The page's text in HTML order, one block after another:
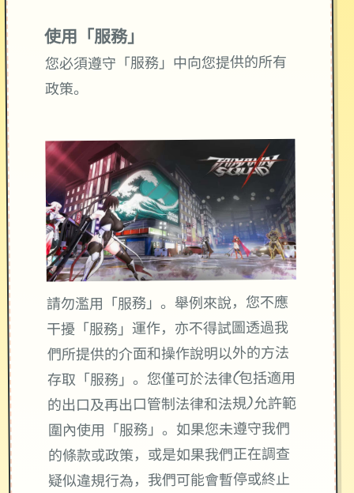
使用「服務」
您必須遵守「服務」中向您提供的所有
政策。
請勿濫用「服務」。舉例來說，您不應
干擾「服務」運作，亦不得試圖透過我
們所提供的介面和操作說明以外的方法
存取「服務」。您僅可於法律(包括適用
的出口及再出口管制法律和法規)允許範
圍內使用「服務」。如果您未遵守我們
的條款或政策，或是如果我們正在調查
疑似違規行為，我們可能會暫停或終止